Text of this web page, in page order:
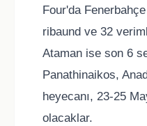
Four'da
ribaund ve 32
Ataman ise son 6
Panathinaikos,
heyecanı, 23-25
olacaklar.